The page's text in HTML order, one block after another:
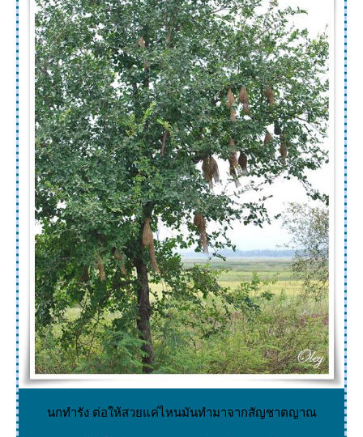
นกทำรัง ต่อให้สวยแค่ไหนมันทำมาจากสัญชาตญาณ